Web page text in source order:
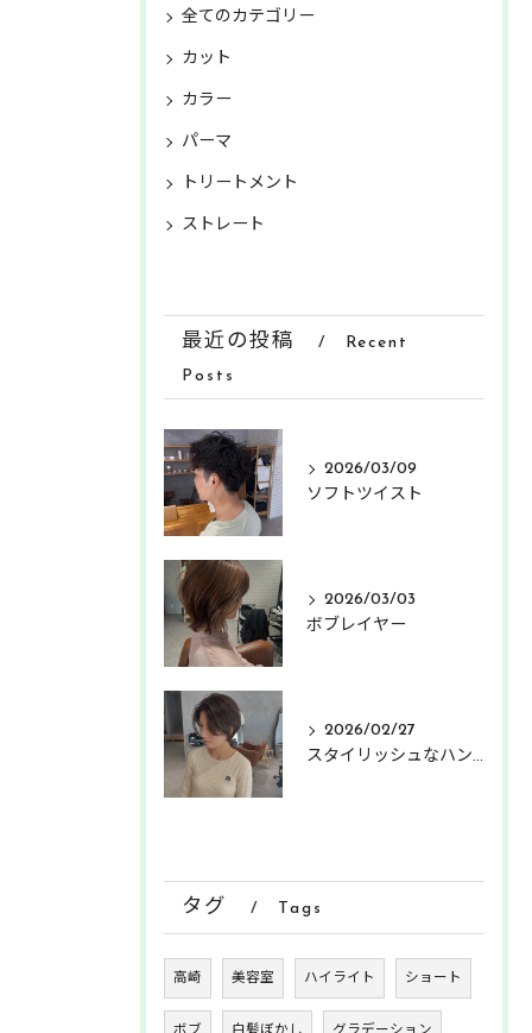
全てのカテゴリー
カット
カラー
パーマ
トリートメント
ストレート
最近の投稿 Recent
Posts
2026/03/09
ソフトツイスト
2026/03/03
ボブレイヤー
2026/02/27
スタイリッシュなハンサムショート
タグ Tags
高崎 美容室 ハイライト ショート